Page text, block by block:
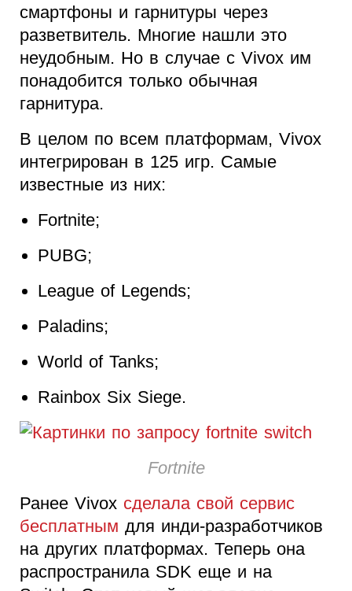
смартфоны и гарнитуры через
разветвитель. Многие нашли это
неудобным. Но в случае с Vivox им
понадобится только обычная
гарнитура.
В целом по всем платформам, Vivox
интегрирован в 125 игр. Самые
известные из них:
Fortnite;
PUBG;
League of Legends;
Paladins;
World of Tanks;
Rainbox Six Siege.
Fortnite
Ранее Vivox сделала свой сервис
бесплатным для инди-разработчиков
на других платформах. Теперь она
распространила SDK еще и на